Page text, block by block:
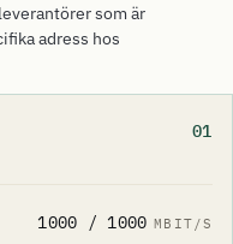
som är
adress hos
01
1000 / 1000 MBIT/S